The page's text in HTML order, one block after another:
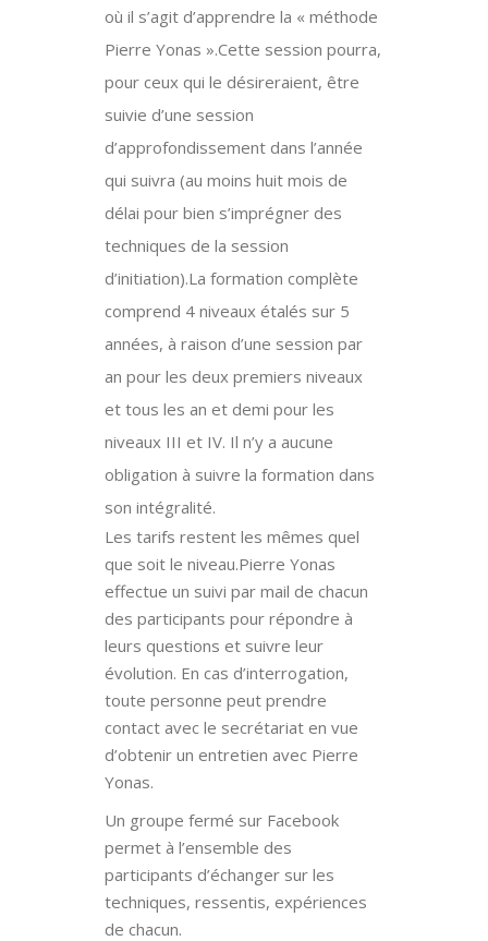
où il s’agit d’apprendre la « méthode
Pierre Yonas ».Cette session pourra,
pour ceux qui le désireraient, être
suivie d’une session
d’approfondissement dans l’année
qui suivra (au moins huit mois de
délai pour bien s’imprégner des
techniques de la session
d’initiation).La formation complète
comprend 4 niveaux étalés sur 5
années, à raison d’une session par
an pour les deux premiers niveaux
et tous les an et demi pour les
niveaux III et IV. Il n’y a aucune
obligation à suivre la formation dans
son intégralité.
Les tarifs restent les mêmes quel
que soit le niveau.Pierre Yonas
effectue un suivi par mail de chacun
des participants pour répondre à
leurs questions et suivre leur
évolution. En cas d’interrogation,
toute personne peut prendre
contact avec le secrétariat en vue
d’obtenir un entretien avec Pierre
Yonas.
Un groupe fermé sur Facebook
permet à l’ensemble des
participants d’échanger sur les
techniques, ressentis, expériences
de chacun.